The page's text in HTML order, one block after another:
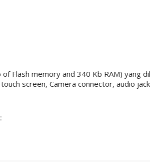
Flash memory and 340 Kb RAM) yang
screen, Camera connector, audio